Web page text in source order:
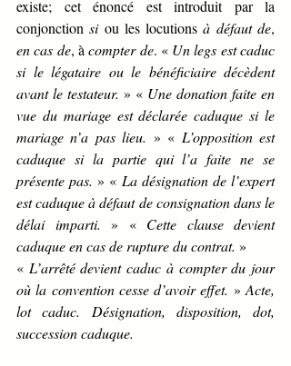
existe; cet énoncé est introduit par la
conjonction si ou les locutions à défaut de
en cas de, à compter de. « Un legs est caduc
si le légataire ou le bénéficiaire décèdent
avant le testateur. » « Une donation faite en
vue du mariage est déclarée caduque si le
mariage n’a pas lieu. » « L’opposition est
caduque si la partie qui l’a faite ne se
présente pas. » « La désignation de l’expert
est caduque à défaut de consignation dans le
délai imparti. » « Cette clause devient
caduque en cas de rupture du contrat. »
« L’arrêté devient caduc à compter du jour
où la convention cesse d’avoir effet. » Acte,
lot caduc. Désignation, disposition, dot,
succession caduque.